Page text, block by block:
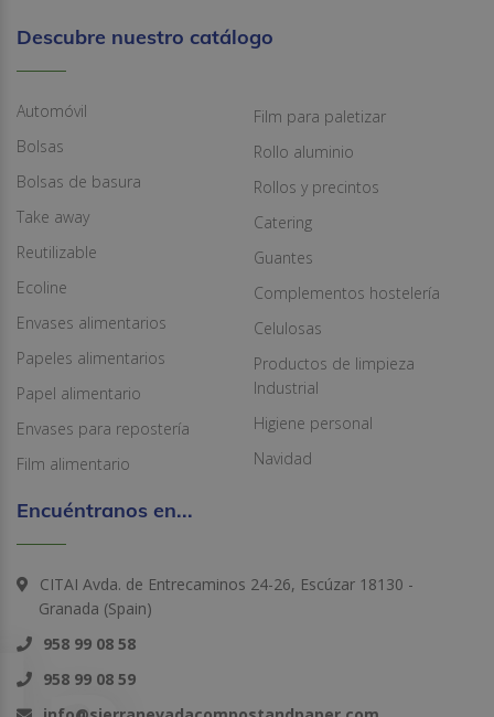
Descubre nuestro catálogo
Automóvil
Bolsas
Bolsas de basura
Take away
Reutilizable
Ecoline
Envases alimentarios
Papeles alimentarios
Papel alimentario
Envases para repostería
Film alimentario
Film para paletizar
Rollo aluminio
Rollos y precintos
Catering
Guantes
Complementos hostelería
Celulosas
Productos de limpieza
Industrial
Higiene personal
Navidad
Encuéntranos en...
CITAI Avda. de Entrecaminos 24-26, Escúzar 18130 -
Granada (Spain)
958 99 08 58
958 99 08 59